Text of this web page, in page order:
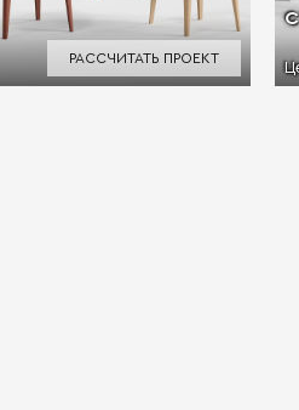
РАССЧИТАТЬ ПРОЕКТ